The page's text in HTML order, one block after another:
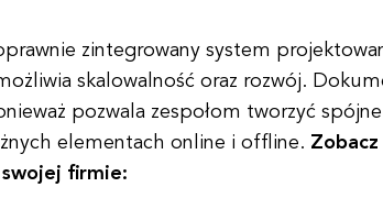
zintegrowany system
skalowalność oraz rozwój.
pozwala zespołom tworzyć
elementach online i offline.
firmie: